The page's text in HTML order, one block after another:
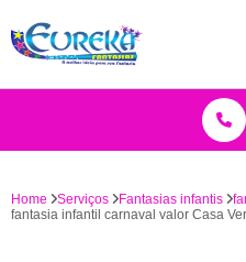
Home Serviços Fantasias infantis
fantasia infantil carnaval valor Casa